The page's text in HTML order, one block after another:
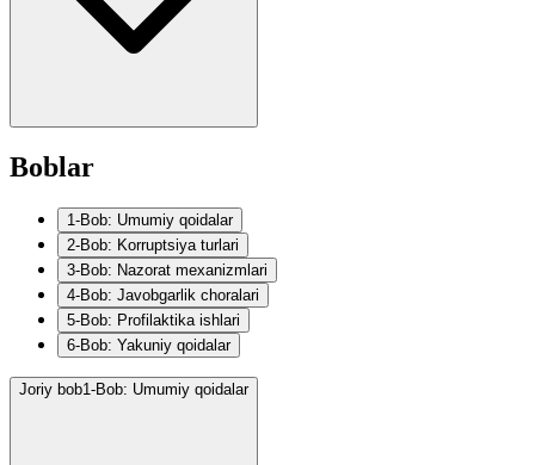
Boblar
1-Bob: Umumiy qoidalar
2-Bob: Korruptsiya turlari
3-Bob: Nazorat mexanizmlari
4-Bob: Javobgarlik choralari
5-Bob: Profilaktika ishlari
6-Bob: Yakuniy qoidalar
Joriy bob1-Bob: Umumiy qoidalar